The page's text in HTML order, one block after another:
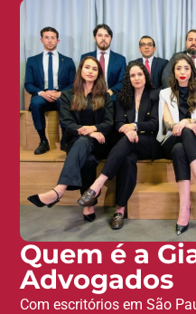
Quem é a
Advogados
Com escritórios em São